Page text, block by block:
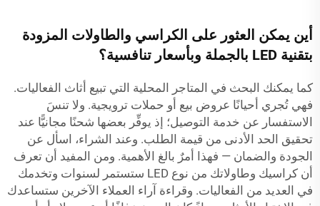
أين يمكن العثور على الكراسي والطاولات المزودة
بتقنية LED بالجملة وبأسعار تنافسية؟
كما يمكنك البحث في المتاجر المحلية التي تبيع أثاث الفعاليات.
فهي تُجري أحيانًا عروض بيع أو حملات ترويجية. ولا تنسَ
الاستفسار عن خدمة التوصيل؛ إذ يوفِّر بعضها شحنًا مجانيًّا عند
تحقيق الحد الأدنى من قيمة الطلب. وعند الشراء، اسأل عن
الجودة والضمان — فهذا أمرٌ بالغ الأهمية. ومن المفيد أن تعرف
أن كراسيك وطاولاتك من نوع LED ستستمر لسنوات وتخدمك
في العديد من الفعاليات. وقراءة آراء العملاء الآخرين ستساعدك